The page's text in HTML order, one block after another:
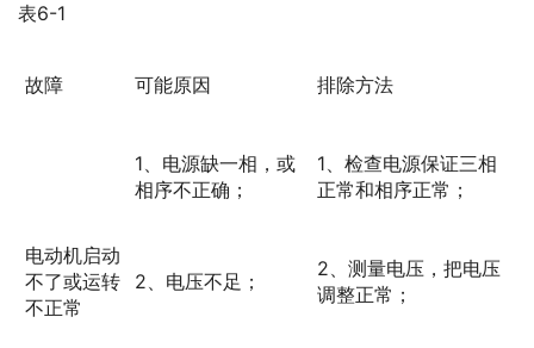
表6-1
故障 可能原因 排除方法
电动机启动
不了或运转
不正常
1、电源缺一相，或
相序不正确；
1、检查电源保证三相
正常和相序正常；
2、电压不足；
2、测量电压，把电压
调整正常；